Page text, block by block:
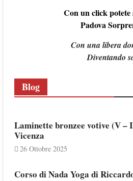
Con un click potete
Padova
Con una libera
Diventando
Blog
Laminette bronzee votive (V –
Vicenza
26 Ottobre 2025
Corso di Nada Yoga di